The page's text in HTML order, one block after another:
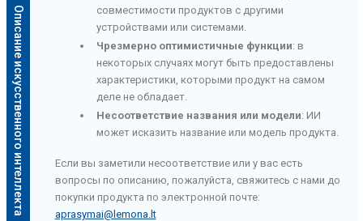
Описание искусственного интеллекта
совместимости продуктов с другими
устройствами или системами.
Чрезмерно оптимистичные функции: в
некоторых случаях могут быть предоставлены
характеристики, которыми продукт на самом
деле не обладает.
Несоответствие названия или модели: ИИ
может исказить название или модель продукта.
Если вы заметили несоответствие или у вас есть
вопросы по описанию, пожалуйста, свяжитесь с нами до
покупки продукта по электронной почте:
aprasymai@lemona.lt